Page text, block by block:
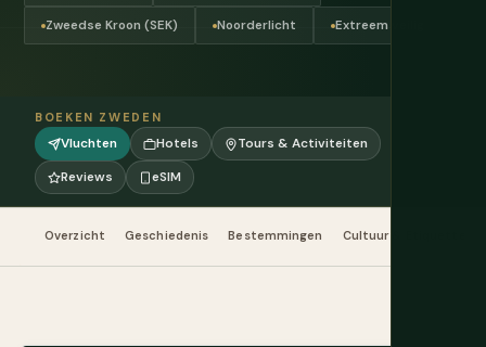
Zweedse Kroon (SEK) Noorderlicht Extreem veilig
BOEKEN ZWEDEN
Vluchten Hotels
Tours & Activiteiten
Reviews
eSIM
Overzicht Geschiedenis Bestemmingen Cultuur & Etiquette